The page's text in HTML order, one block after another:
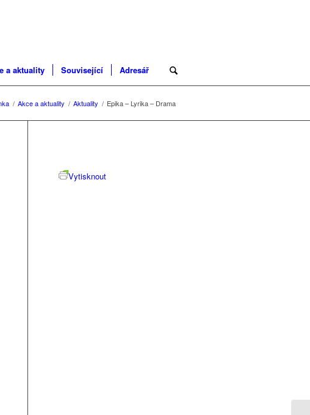
a aktuality Související Adresář
/ Akce a aktuality / Aktuality / Epika – Lyrika – Drama
Vytisknout